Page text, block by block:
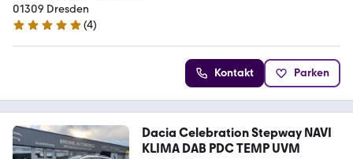
01309 Dresden
4.8 Sterne
(4)
Kontakt Parken
Dacia Celebration Stepway NAVI
KLIMA DAB PDC TEMP UVM